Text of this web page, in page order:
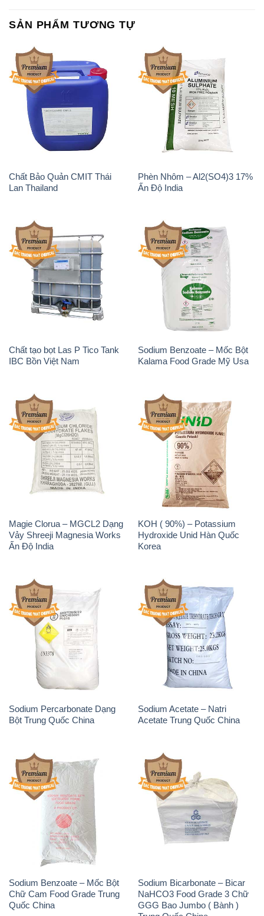
SẢN PHẨM TƯƠNG TỰ
Chất Bảo Quản CMIT Thái
Lan Thailand
Phèn Nhôm – Al2(SO4)3 17%
Ấn Độ India
Chất tạo bọt Las P Tico Tank
IBC Bồn Việt Nam
Sodium Benzoate – Mốc Bột
Kalama Food Grade Mỹ Usa
Magie Clorua – MGCL2 Dạng
Vảy Shreeji Magnesia Works
Ấn Độ India
KOH ( 90%) – Potassium
Hydroxide Unid Hàn Quốc
Korea
Sodium Percarbonate Dạng
Bột Trung Quốc China
Sodium Acetate – Natri
Acetate Trung Quốc China
Sodium Benzoate – Mốc Bột
Chữ Cam Food Grade Trung
Quốc China
Sodium Bicarbonate – Bicar
NaHCO3 Food Grade 3 Chữ
GGG Bao Jumbo ( Bành )